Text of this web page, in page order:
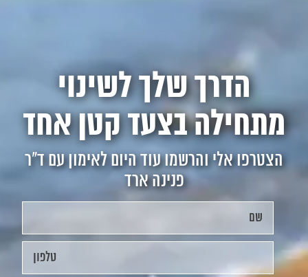
הדרך שלך לשינוי
מתחילה בצעד קטן אחד
הצטרפו אלי והרשמו עוד היום לאימון עם ד"ר
פנינה ארד